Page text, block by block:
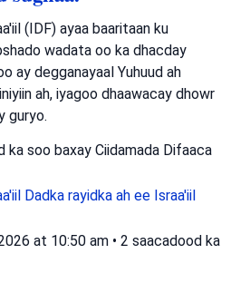
(IDF) ayaa baaritaan ku
wadata oo ka dhacday
ay degganayaal Yuhuud ah
ah, iyagoo dhaawacay dhowr
guryo.
ka soo baxay Ciidamada Difaaca
Dadka rayidka ah ee Israa'iil
at 10:50 am • 2 saacadood ka